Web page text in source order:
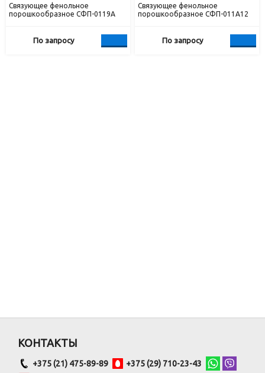
Связующее фенольное
порошкообразное СФП-0119А
По запросу
Связующее фенольное
порошкообразное СФП-011А12
По запросу
КОНТАКТЫ
+375 (21) 475-89-89
+375 (29) 710-23-43